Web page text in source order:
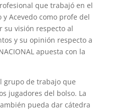
que trabajó en el
Acevedo como profe del
su visión respecto al
y su opinión respecto a
apuesta con la
grupo de trabajo que
jugadores del bolso. La
pueda dar cátedra